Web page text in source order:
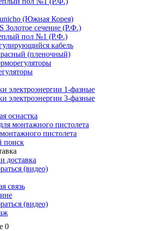
(Южная Корея)
Золотое сечение (Р.Ф.)
пол №1 (Р.Ф.)
кабель
(пленочный)
электроэнергии 1-фазные
электроэнергии 3-фазные
оснастка
монтажного пистолета
пистолета
поиск
доставка
(видео)
связь
(видео)
0